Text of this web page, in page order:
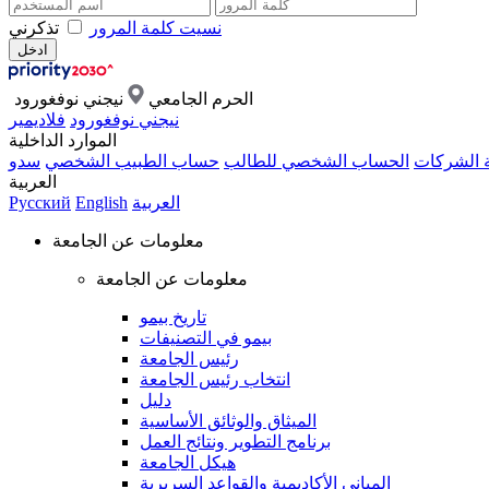
نسيت كلمة المرور تذكرني
الحرم الجامعي
نيجني نوفغورود
نيجني نوفغورود فلاديمير
الموارد الداخلية
الشركات الحساب الشخصي للطالب حساب الطبيب الشخصي سدو
العربية
Русский English العربية
معلومات عن الجامعة
معلومات عن الجامعة
تاريخ بيمو
بيمو في التصنيفات
رئيس الجامعة
انتخاب رئيس الجامعة
دليل
الميثاق والوثائق الأساسية
برنامج التطوير ونتائج العمل
هيكل الجامعة
المباني الأكاديمية والقواعد السريرية